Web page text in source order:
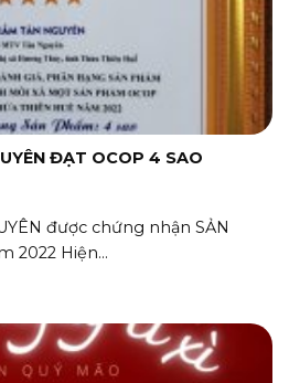
ĐẠT OCOP 4 SAO
được chứng nhận SẢN
2022 Hiện...